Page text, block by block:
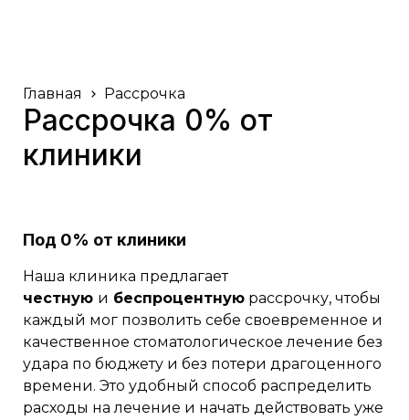
Главная Рассрочка
Рассрочка 0% от
клиники
Под 0% от клиники
Наша клиника предлагает
честную и беспроцентную рассрочку, чтобы
каждый мог позволить себе своевременное и
качественное стоматологическое лечение без
удара по бюджету и без потери драгоценного
времени. Это удобный способ распределить
расходы на лечение и начать действовать уже